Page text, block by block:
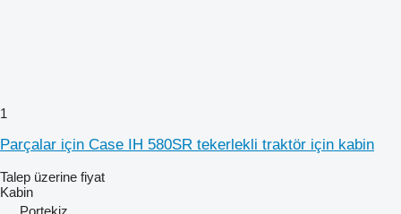
1
Parçalar için Case IH 580SR tekerlekli traktör için kabin
Talep üzerine fiyat
Kabin
Portekiz